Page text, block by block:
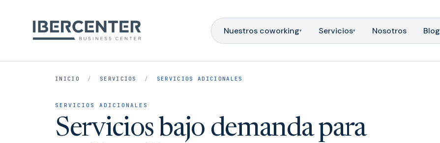
Nuestros coworking▾ Servicios▾ Nosotros Blog
INICIO / SERVICIOS / SERVICIOS ADICIONALES
SERVICIOS ADICIONALES
Servicios bajo demanda para